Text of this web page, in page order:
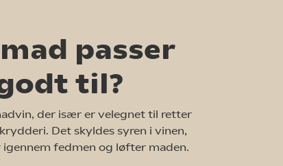
passer
til?
der især er velegnet til retter
Det skyldes syren i vinen,
fedmen og løfter maden.